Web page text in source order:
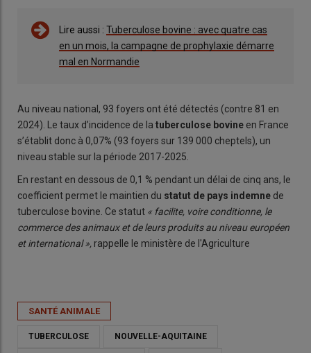
Lire aussi : Tuberculose bovine : avec quatre cas
en un mois, la campagne de prophylaxie démarre
mal en Normandie
Au niveau national, 93 foyers ont été détectés (contre 81 en
2024). Le taux d’incidence de la tuberculose bovine en France
s’établit donc à 0,07% (93 foyers sur 139 000 cheptels), un
niveau stable sur la période 2017-2025.
En restant en dessous de 0,1 % pendant un délai de cinq ans, le
coefficient permet le maintien du statut de pays indemne de
tuberculose bovine. Ce statut « facilite, voire conditionne, le
commerce des animaux et de leurs produits au niveau européen
et international », rappelle le ministère de l'Agriculture
SANTÉ ANIMALE
TUBERCULOSE NOUVELLE-AQUITAINE